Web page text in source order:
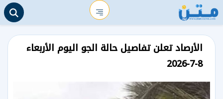
الأرصاد تعلن تفاصيل حالة الجو اليوم الأربعاء
8-7-2026